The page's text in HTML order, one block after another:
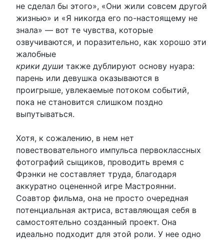
не сделал бы этого», «Они жили совсем другой
жизнью» и «Я никогда его по-настоящему не
знала» — вот те чувства, которые
озвучиваются, и поразительно, как хорошо эти
жалобные
крики души также дублируют основу нуара:
парень или девушка оказываются в
проигрыше, увлекаемые потоком событий,
пока не становится слишком поздно
выпутываться.
Хотя, к сожалению, в нем нет
повествовательного импульса первоклассных
фотографий сыщиков, проводить время с
Фрэнки не составляет труда, благодаря
аккуратно оцененной игре Мастроянни.
Соавтор фильма, она не просто очередная
потенциальная актриса, вставляющая себя в
самостоятельно созданный проект. Она
идеально подходит для этой роли. У нее одно